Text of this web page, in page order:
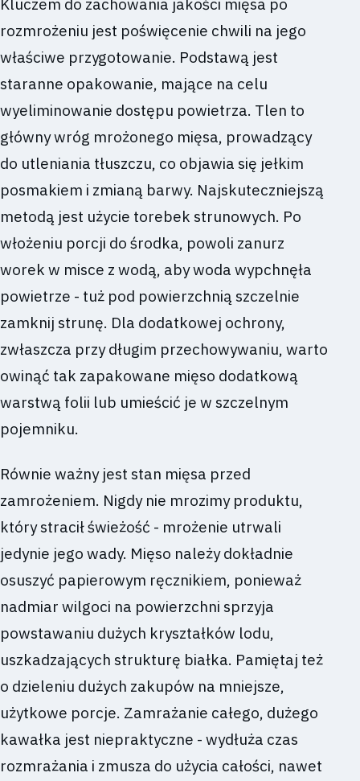
Kluczem do zachowania jakości mięsa po
rozmrożeniu jest poświęcenie chwili na jego
właściwe przygotowanie. Podstawą jest
staranne opakowanie, mające na celu
wyeliminowanie dostępu powietrza. Tlen to
główny wróg mrożonego mięsa, prowadzący
do utleniania tłuszczu, co objawia się jełkim
posmakiem i zmianą barwy. Najskuteczniejszą
metodą jest użycie torebek strunowych. Po
włożeniu porcji do środka, powoli zanurz
worek w misce z wodą, aby woda wypchnęła
powietrze - tuż pod powierzchnią szczelnie
zamknij strunę. Dla dodatkowej ochrony,
zwłaszcza przy długim przechowywaniu, warto
owinąć tak zapakowane mięso dodatkową
warstwą folii lub umieścić je w szczelnym
pojemniku.
Równie ważny jest stan mięsa przed
zamrożeniem. Nigdy nie mrozimy produktu,
który stracił świeżość - mrożenie utrwali
jedynie jego wady. Mięso należy dokładnie
osuszyć papierowym ręcznikiem, ponieważ
nadmiar wilgoci na powierzchni sprzyja
powstawaniu dużych kryształków lodu,
uszkadzających strukturę białka. Pamiętaj też
o dzieleniu dużych zakupów na mniejsze,
użytkowe porcje. Zamrażanie całego, dużego
kawałka jest niepraktyczne - wydłuża czas
rozmrażania i zmusza do użycia całości, nawet